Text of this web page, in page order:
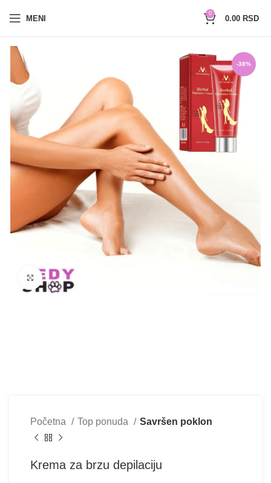
MENI
0
0.00 RSD
-38%
Klikni i uvećaj
Početna Top ponuda Savršen poklon
Krema za brzu depilaciju